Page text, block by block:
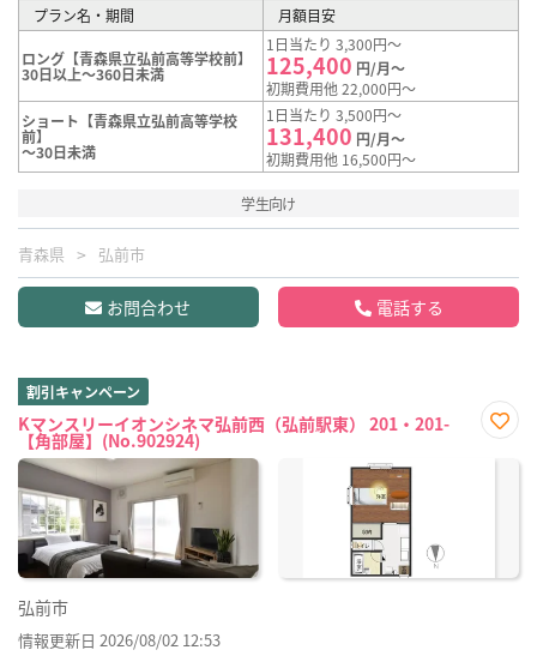
プラン名・期間 月額目安
ロング【青森県立弘前高等学校前】
30日以上～360日未満
1日当たり 3,300円～
125,400 円/月～
初期費用他 22,000円～
ショート【青森県立弘前高等学校
前】
～30日未満
1日当たり 3,500円～
131,400 円/月～
初期費用他 16,500円～
学生向け
青森県 弘前市
お問合わせ 電話する
割引キャンペーン
Kマンスリーイオンシネマ弘前西（弘前駅東） 201・201-
【角部屋】(No.902924)
に入
弘前市
情報更新日 2026/08/02 12:53